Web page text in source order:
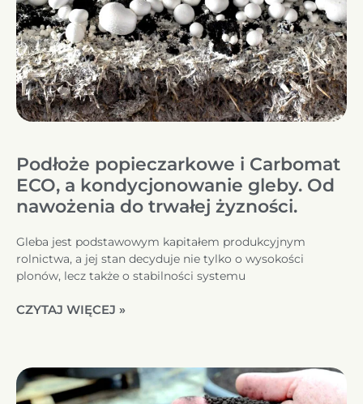
Podłoże popieczarkowe i Carbomat
ECO, a kondycjonowanie gleby. Od
nawożenia do trwałej żyzności.
Gleba jest podstawowym kapitałem produkcyjnym
rolnictwa, a jej stan decyduje nie tylko o wysokości
plonów, lecz także o stabilności systemu
CZYTAJ WIĘCEJ »